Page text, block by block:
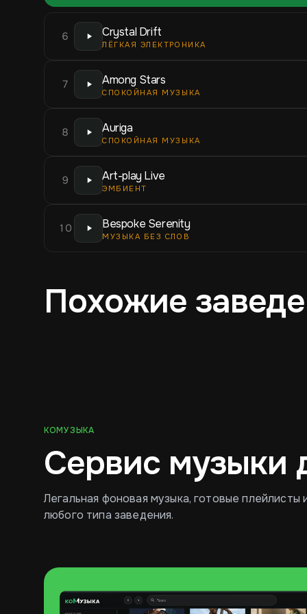
6 Crystal Drift
ЛЁГКАЯ ЭЛЕКТРОНИКА
7 Among Stars
СПОКОЙНАЯ МУЗЫКА
8 Auriga
СПОКОЙНАЯ МУЗЫКА
9 Art-play Live
ЭМБИЕНТ
10 Bespoke Serenity
МУЗЫКА БЕЗ СЛОВ
Похожие
КОМУЗЫКА
Сервис музыки
Легальная фоновая музыка, готовые плейлисты
любого типа заведения.